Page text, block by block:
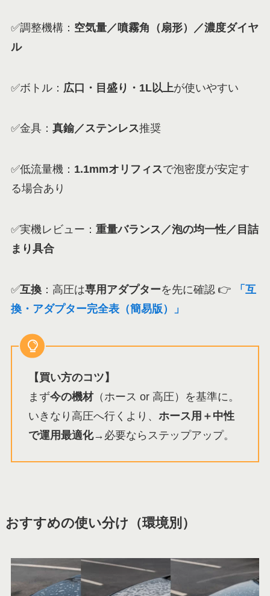
✅調整機構： 空気量／噴霧角（扇形）／濃度ダイヤ
ル
✅ボトル： 広口・目盛り・1L以上が使いやすい
✅金具： 真鍮／ステンレス推奨
✅低流量機： 1.1mmオリフィスで泡密度が安定す
る場合あり
✅実機レビュー： 重量バランス／泡の均一性／目詰
まり具合
✅互換：高圧は専用アダプターを先に確認 👉
「互
換・アダプター完全表（簡易版）」
【買い方のコツ】
まず今の機材（ホース or 高圧）を基準に。
いきなり高圧へ行くより、 ホース用＋中性
で運用最適化→必要ならステップアップ。
おすすめの使い分け（環境別）